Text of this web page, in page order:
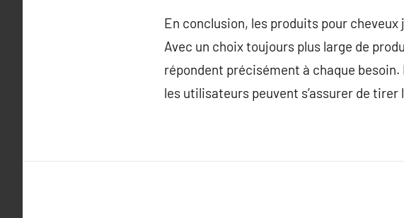
En conclusion, les produits pour
Avec un choix toujours plus large de
répondent précisément à chaque
les utilisateurs peuvent s’assurer de